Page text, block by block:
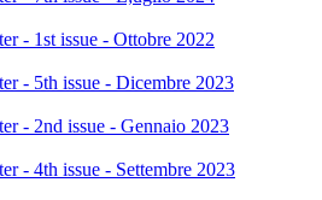
- 1st issue - Ottobre 2022
- 5th issue - Dicembre 2023
- 2nd issue - Gennaio 2023
- 4th issue - Settembre 2023